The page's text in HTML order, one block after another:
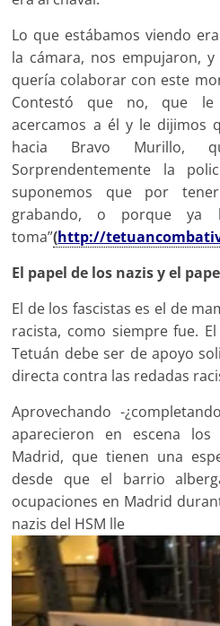
Lo que estábamos viendo
la cámara, nos empujaron,
quería colaborar con este
Contestó que no, que le
acercamos a él y le dijimos
hacia Bravo Murillo,
Sorprendentemente la
suponemos que por
grabando, o porque ya
toma”(http://
El papel de los nazis y el
El de los fascistas es el de
racista, como siempre fue.
Tetuán debe ser de apoyo
directa contra las redadas
Aprovechando -
aparecieron en escena
Madrid, que tienen una
desde que el barrio
ocupaciones en Madrid
nazis del HSM lle